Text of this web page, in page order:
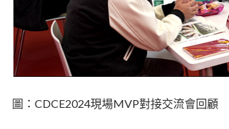
圖：CDCE2024現場MVP對接交流會回顧